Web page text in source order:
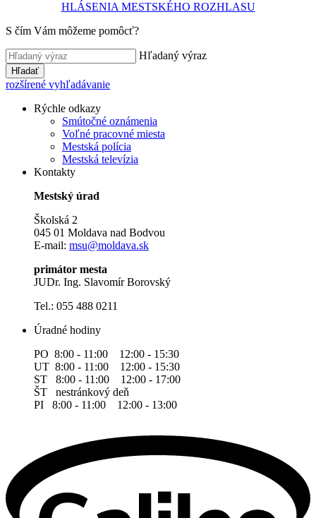
HLÁSENIA MESTSKÉHO ROZHLASU
S čím Vám môžeme pomôcť?
Hľadaný výraz
Hľadať
rozšírené vyhľadávanie
Rýchle odkazy
Smútočné oznámenia
Voľné pracovné miesta
Mestská polícia
Mestská televízia
Kontakty
Mestský úrad
Školská 2
045 01 Moldava nad Bodvou
E-mail: msu@moldava.sk
primátor mesta
JUDr. Ing. Slavomír Borovský
Tel.: 055 488 0211
Úradné hodiny
PO 8:00 - 11:00 12:00 - 15:30
UT 8:00 - 11:00 12:00 - 15:30
ST 8:00 - 11:00 12:00 - 17:00
ŠT nestránkový deň
PI 8:00 - 11:00 12:00 - 13:00